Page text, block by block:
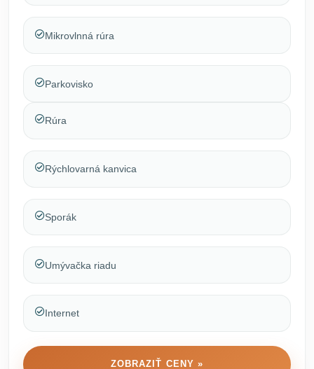
Mikrovlnná rúra
Parkovisko
Rúra
Rýchlovarná kanvica
Sporák
Umývačka riadu
Internet
ZOBRAZIŤ CENY »